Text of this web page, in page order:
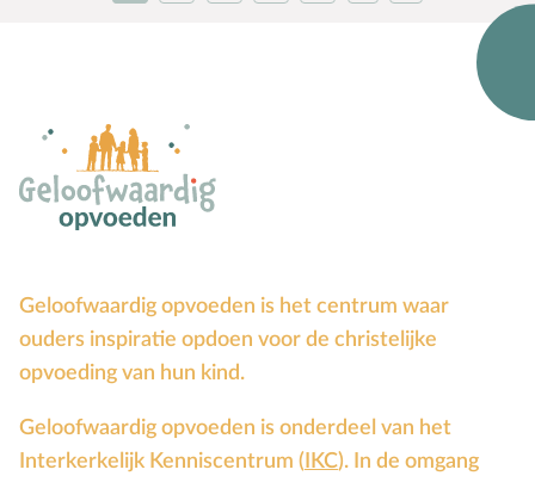
Geloofwaardig opvoeden is het centrum waar
ouders inspiratie opdoen voor de christelijke
opvoeding van hun kind.
Geloofwaardig opvoeden is onderdeel van het
Interkerkelijk Kenniscentrum ( IKC). In de omgang